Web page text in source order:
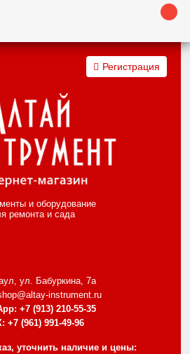
и оборудование
ремонта и сада
ул. Бабуркина, 7а
instrument.ru
+7 (913) 210-55-35
+7 (961) 991-49-96
уточнить наличие и цены:
Регистрация